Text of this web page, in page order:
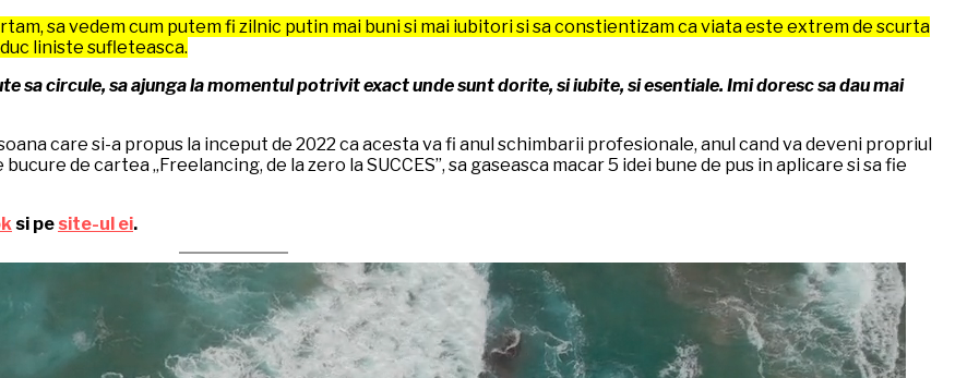
sa vedem cum putem fi zilnic putin mai buni si mai iubitori si sa constientizam ca viata este extrem de scurta
liniste sufleteasca.
sa circule, sa ajunga la momentul potrivit exact unde sunt dorite, si iubite, si esentiale. Imi doresc sa dau mai
care si-a propus la inceput de 2022 ca acesta va fi anul schimbarii profesionale, anul cand va deveni propriul
de cartea „Freelancing, de la zero la SUCCES”, sa gaseasca macar 5 idei bune de pus in aplicare si sa fie
si pe site-ul ei.